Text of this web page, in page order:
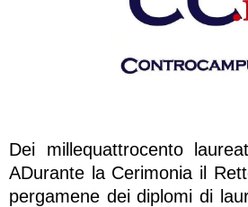
Dei millequattrocento
ADurante la Cerimonia il
pergamene dei diplomi di